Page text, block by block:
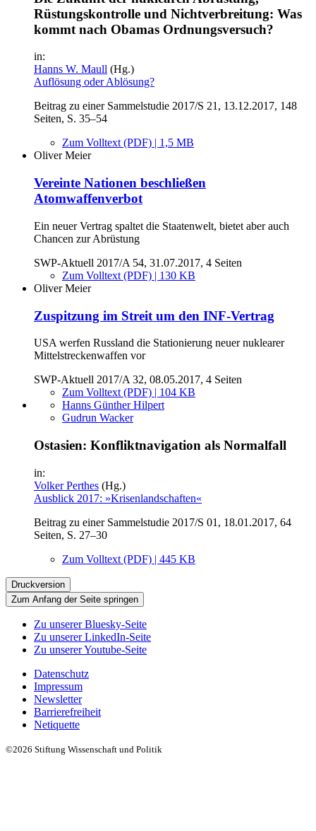
Rüstungskontrolle und Nichtverbreitung: Was
kommt nach Obamas Ordnungsversuch?
in:
Hanns W. Maull (Hg.)
Auflösung oder Ablösung?
Beitrag zu einer Sammelstudie 2017/S 21, 13.12.2017, 148
Seiten, S. 35–54
Zum Volltext (PDF) | 1,5 MB
Oliver Meier
Vereinte Nationen beschließen
Atomwaffenverbot
Ein neuer Vertrag spaltet die Staatenwelt, bietet aber auch
Chancen zur Abrüstung
SWP-Aktuell 2017/A 54, 31.07.2017, 4 Seiten
Zum Volltext (PDF) | 130 KB
Oliver Meier
Zuspitzung im Streit um den INF-Vertrag
USA werfen Russland die Stationierung neuer nuklearer
Mittelstreckenwaffen vor
SWP-Aktuell 2017/A 32, 08.05.2017, 4 Seiten
Zum Volltext (PDF) | 104 KB
Hanns Günther Hilpert
Gudrun Wacker
Ostasien: Konfliktnavigation als Normalfall
in:
Volker Perthes (Hg.)
Ausblick 2017: »Krisenlandschaften«
Beitrag zu einer Sammelstudie 2017/S 01, 18.01.2017, 64
Seiten, S. 27–30
Zum Volltext (PDF) | 445 KB
Druckversion
Zum Anfang der Seite springen
Zu unserer Bluesky-Seite
Zu unserer LinkedIn-Seite
Zu unserer Youtube-Seite
Datenschutz
Impressum
Newsletter
Barrierefreiheit
Netiquette
©2026 Stiftung Wissenschaft und Politik